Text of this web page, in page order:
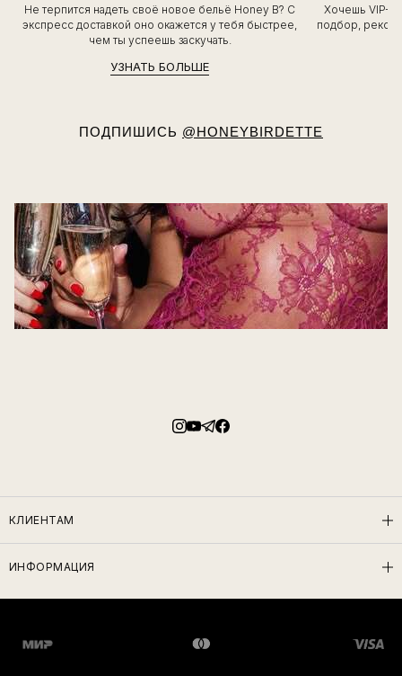
Не терпится надеть своё новое бельё Honey B? С
экспресс доставкой оно окажется у тебя быстрее,
чем ты успеешь заскучать.
УЗНАТЬ БОЛЬШЕ
Хочешь VIP-
подбор,
ПОДПИШИСЬ @HONEYBIRDETTE
КЛИЕНТАМ
ИНФОРМАЦИЯ